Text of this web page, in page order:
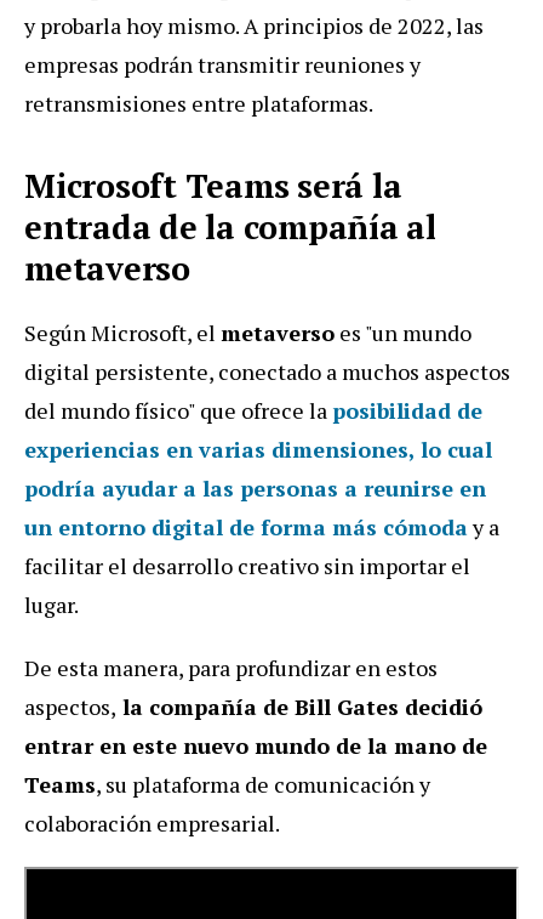
y probarla hoy mismo. A principios de 2022, las
empresas podrán transmitir reuniones y
retransmisiones entre plataformas.
Microsoft Teams será la
entrada de la compañía al
metaverso
Según Microsoft, el metaverso es "un mundo
digital persistente, conectado a muchos aspectos
del mundo físico" que ofrece laposibilidad de
experiencias en varias dimensiones, lo cual
podría ayudar a las personas a reunirse en
un entorno digital de forma más cómoday a
facilitar el desarrollo creativo sin importar el
lugar.
De esta manera, para profundizar en estos
aspectos, la compañía de Bill Gates decidió
entrar en este nuevo mundo de la mano de
Teams, su plataforma de comunicación y
colaboración empresarial.